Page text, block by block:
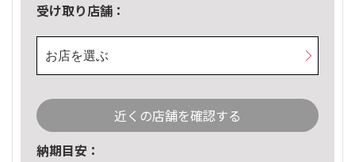
受け取り店舗：
お店を選ぶ
近くの店舗を確認する
納期目安：